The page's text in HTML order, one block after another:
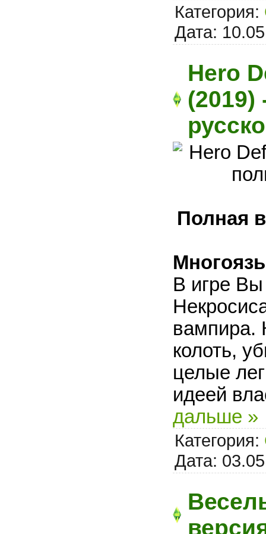
Категория:
Дата:
Hero
(2019)
Полная
В игре
вампира.
колоть,
целые
идеей
дальше »
Категория:
Дата: